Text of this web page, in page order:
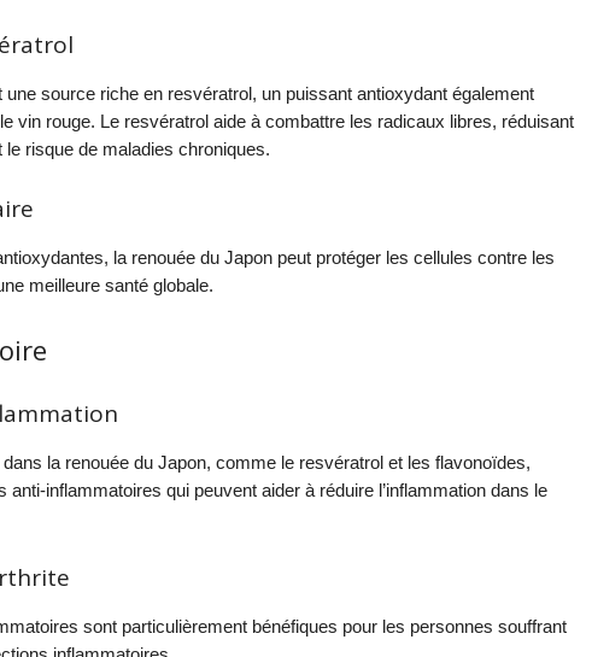
une source riche en resvératrol, un puissant antioxydant également
vin rouge. Le resvératrol aide à combattre les radicaux libres, réduisant
risque de maladies chroniques.
la renouée du Japon peut protéger les cellules contre les
meilleure santé globale.
la renouée du Japon, comme le resvératrol et les flavonoïdes,
anti-inflammatoires qui peuvent aider à réduire l’inflammation dans le
sont particulièrement bénéfiques pour les personnes souffrant